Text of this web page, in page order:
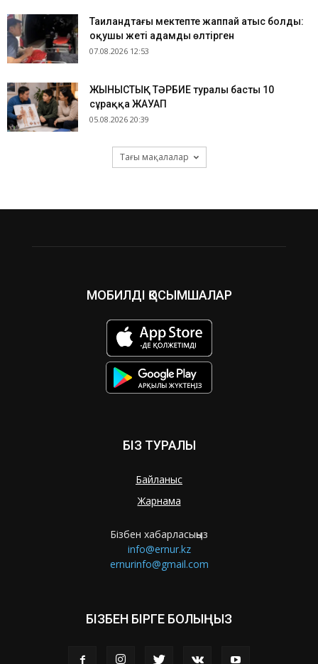
Таиландтағы мектепте жаппай атыс болды:
оқушы жеті адамды өлтірген
07.08.2026 12:53
ЖЫНЫСТЫҚ ТӘРБИЕ туралы басты 10
сұраққа ЖАУАП
05.08.2026 20:39
Тағы мақалалар
МОБИЛДІ ҚОСЫМШАЛАР
БІЗ ТУРАЛЫ
Байланыс
Жарнама
Бізбен хабарласыңыз
info@ernur.kz
ernurinfo@gmail.com
БІЗБЕН БІРГЕ БОЛЫҢЫЗ